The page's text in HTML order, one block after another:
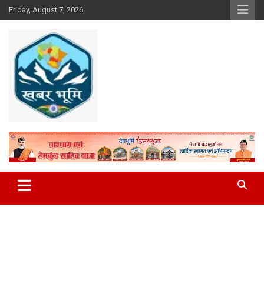
Skip
to
Friday, August 7, 2026
Khabar Bhumi